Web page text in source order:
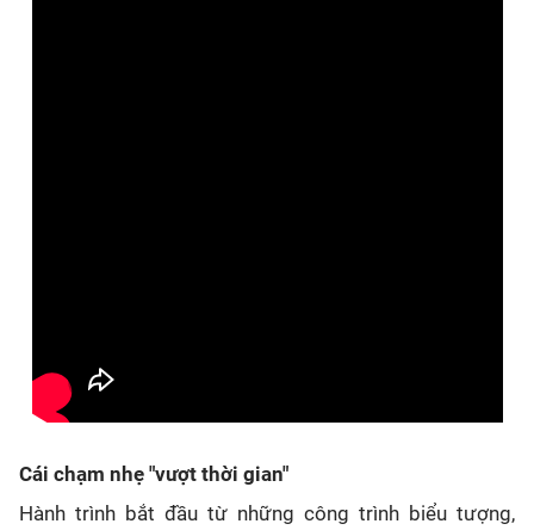
Cái chạm nhẹ "vượt thời gian"
Hành trình bắt đầu từ những công trình biểu tượng,